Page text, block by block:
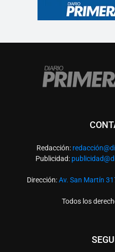
Redacción: redacció
Publicidad:
Dirección:Av. San Martín
Todos los